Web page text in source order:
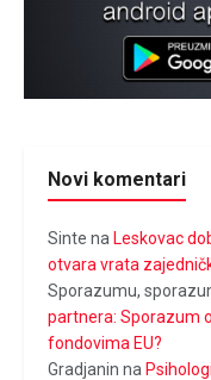
Novi komentari
Sinte na Leskovac
otvara vrata
Sporazumu,
partnera: Sporazum
fondovima EU?
Gradjanin na